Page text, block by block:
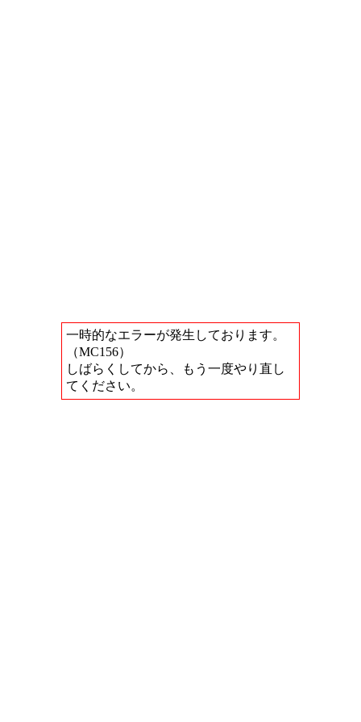
一時的なエラーが発生しております。
（MC156）
しばらくしてから、もう一度やり直し
てください。